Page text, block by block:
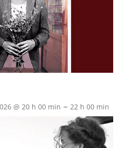
@ 20 h 00 min – 22 h 00 min